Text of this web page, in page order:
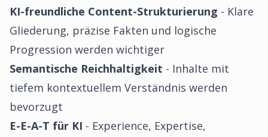
KI-freundliche Content-Strukturierung - Klare
Gliederung, präzise Fakten und logische
Progression werden wichtiger
Semantische Reichhaltigkeit - Inhalte mit
tiefem kontextuellem Verständnis werden
bevorzugt
E-E-A-T für KI - Experience, Expertise,